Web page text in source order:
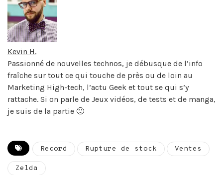
Kevin H.
Passionné de nouvelles technos, je débusque de l’info
fraîche sur tout ce qui touche de près ou de loin au
Marketing High-tech, l’actu Geek et tout se qui s’y
rattache. Si on parle de Jeux vidéos, de tests et de manga,
je suis de la partie 🙂
Record Rupture de stock Ventes
Zelda